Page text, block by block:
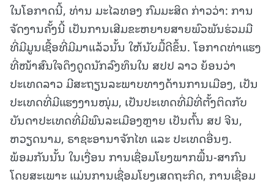
ໃນໂອກາດນີ້, ທ່ານ ມະໄລທອງ ກົມມະສິດ ກ່າວວ່າ: ການ
ຈັດງານຄັ້ງນີ້ ເປັນການເສີມຂະຫຍາຍສາຍພົວພັນຮ່ວມມື
ທີ່ມີມູນເຊື້ອທີ່ມີມາແລ້ວນັ້ນ ໃຫ້ນັບມື້ດີຂຶ້ນ. ໂອກາດທ່າແຮງ
ທີ່ໜ້າສົນໃຈດຶງດູດນັກລົງທຶນໃນ ສປປ ລາວ ຍ້ອນວ່າ
ປະເທດລາວ ມີສະຖຽນລະພາບທາງດ້ານການເມືອງ, ເປັນ
ປະເທດທີ່ມີແຮງງານໜຸ່ມ, ເປັນປະເທດທີ່ມີທີ່ຕັ້ງຕິດກັບ
ບັນດາປະເທດທີ່ມີພົນລະເມືອງຫຼາຍ ເປັນຕົ້ນ ສປ ຈີນ,
ຫວຽດນາມ, ຣາຊະອານາຈັກໄທ ແລະ ປະເທດອື່ນໆ.
ພ້ອມກັນນັ້ນ ໃນເງື່ອນ ການເຊື່ອມໂຍງພາກພື້ນ-ສາກົນ
ໂດຍສະເພາະ ແມ່ນການເຊື່ອມໂຍງເສດຖະກິດ, ການເຊື່ອມ